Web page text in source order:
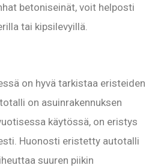
betoniseinät, voit helposti
tai kipsilevyillä.
on hyvä tarkistaa eristeiden
on asuinrakennuksen
käytössä, on eristys
Huonosti eristetty autotalli
suuren piikin